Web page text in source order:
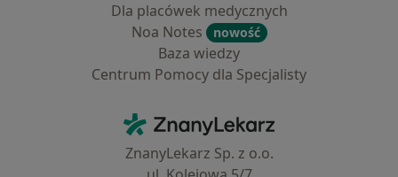
Dla placówek medycznych
Noa Notes
nowość
Baza wiedzy
Centrum Pomocy dla Specjalisty
ZnanyLekarz - Strona główna
ZnanyLekarz Sp. z o.o.